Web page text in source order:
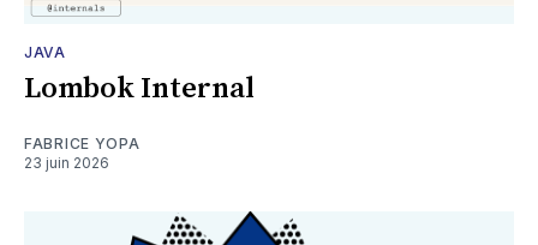
JAVA
Lombok Internal
FABRICE YOPA
23 juin 2026